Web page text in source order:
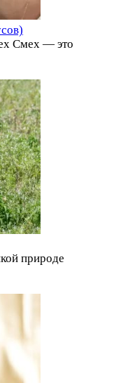
Смех — это
природе